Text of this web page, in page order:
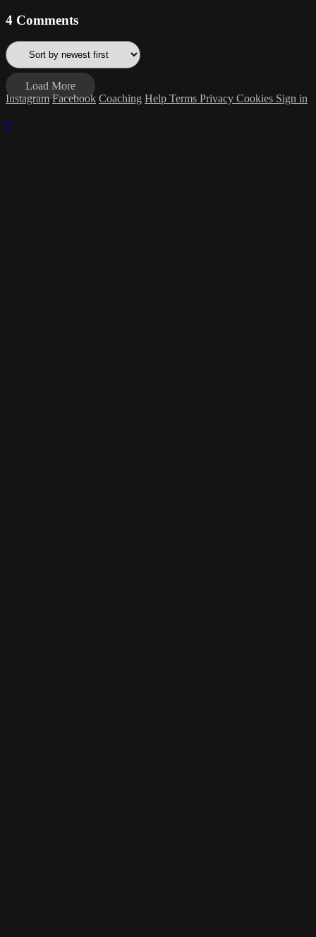
4 Comments
Load More
Instagram Facebook Coaching Help Terms Privacy Cookies Sign in
×